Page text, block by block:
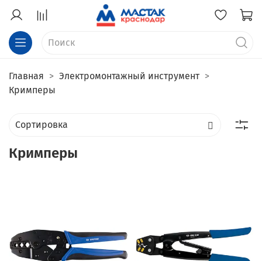
Главная
Электромонтажный инструмент
Кримперы
Кримперы